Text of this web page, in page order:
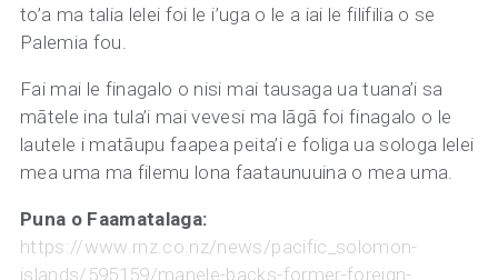
to’a ma talia lelei foi le i’uga o le a iai le filifilia o se
Palemia fou.
Fai mai le finagalo o nisi mai tausaga ua tuana’i sa
mātele ina tula’i mai vevesi ma lāgā foi finagalo o le
lautele i matāupu faapea peita’i e foliga ua sologa lelei
mea uma ma filemu lona faataunuuina o mea uma.
Puna o Faamatalaga:
https://www.rnz.co.nz/news/pacific_solomon-
islands/595159/manele-backs-former-foreign-